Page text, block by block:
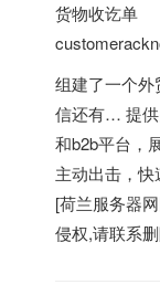
货物收讫单
组建了一个
信还有… 提供
和b2b平台，
主动出击，快
[荷兰服务器
侵权,请联系